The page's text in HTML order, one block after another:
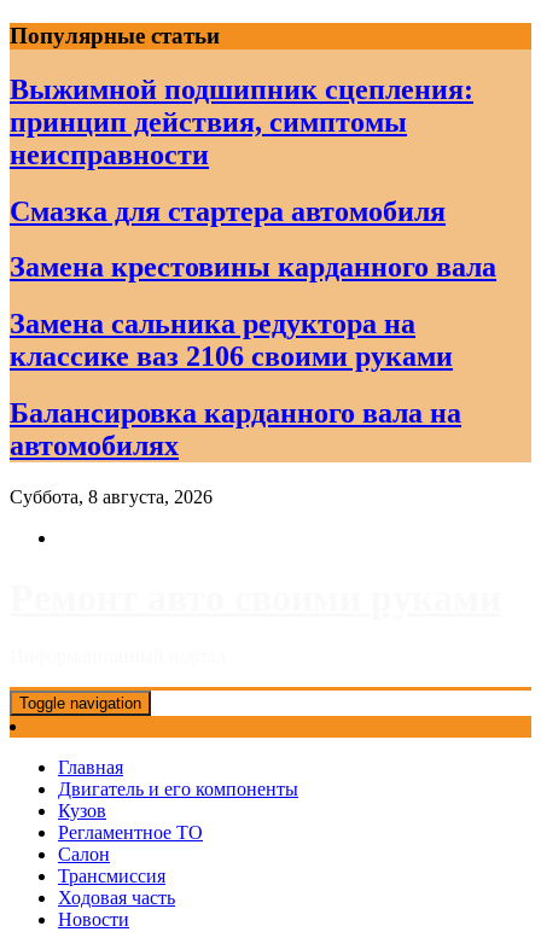
Skip
to
content
Популярные статьи
Выжимной подшипник сцепления:
принцип действия, симптомы
неисправности
Смазка для стартера автомобиля
Замена крестовины карданного вала
Замена сальника редуктора на
классике ваз 2106 своими руками
Балансировка карданного вала на
автомобилях
Суббота, 8 августа, 2026
Toggle navigation
Главная
Двигатель и его компоненты
Кузов
Регламентное ТО
Салон
Трансмиссия
Ходовая часть
Новости